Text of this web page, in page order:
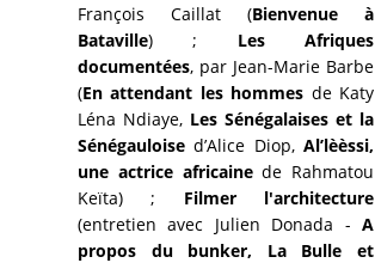
François Caillat (Bienvenue à
Bataville) ; Les Afriques
documentées, par Jean-Marie Barbe
(En attendant les hommes de Katy
Léna Ndiaye, Les Sénégalaises et la
Sénégauloise d’Alice Diop,Al’lèèssi,
une actrice africainede Rahmatou
Keïta) ; Filmer l'architecture
(entretien avec Julien Donada -A
propos du bunker, La Bulle et